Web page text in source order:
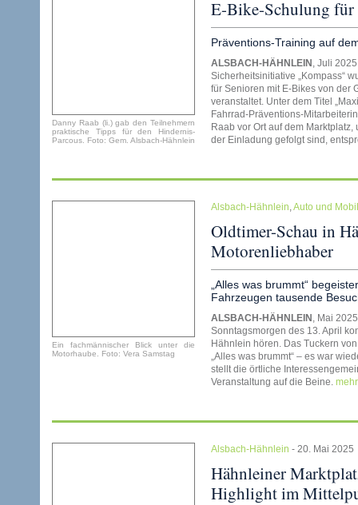
Danny Raab (li.) gab den Teilnehmern
praktische Tipps für den Hindernis-
Parcous. Foto: Gem. Alsbach-Hähnlein
E-Bike-Schulung für
Präventions-Training auf
ALSBACH-HÄHNLEIN , Juli
Sicherheitsinitiative „Kompass“
für Senioren mit E-Bikes von der
veranstaltet. Unter dem Titel
Fahrrad-Präventions-
Raab vor Ort auf dem
der Einladung gefolgt sind,
Ein fachmännischer Blick unter die
Motorhaube. Foto: Vera Samstag
Alsbach-Hähnlein,Auto und
Oldtimer-Schau in
Motorenliebhaber
„Alles was brummt“
Fahrzeugen tausende
ALSBACH-HÄHNLEIN , Mai
Sonntagsmorgen des 13. April
Hähnlein hören. Das Tuckern
„Alles was brummt“ – es war
stellt die örtliche
Veranstaltung auf die Beine.
Alsbach-Hähnlein - 20. Mai 2025
Hähnleiner
Highlight im